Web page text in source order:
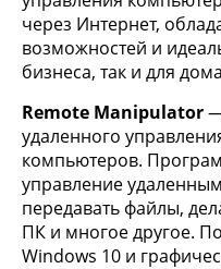
через Интернет,
возможностей и
бизнеса, так и для
Remote Manipulator
удаленного
компьютеров.
управление
передавать файлы,
ПК и многое другое.
Windows 10 и